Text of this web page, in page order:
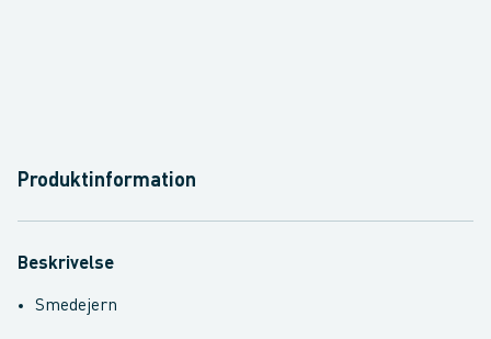
Produktinformation
Beskrivelse
Smedejern